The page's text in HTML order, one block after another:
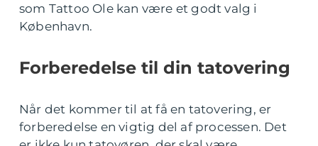
som Tattoo Ole kan være et godt valg i
København.
Forberedelse til din tatovering
Når det kommer til at få en tatovering, er
forberedelse en vigtig del af processen. Det